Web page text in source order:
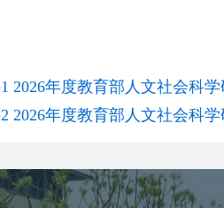
2026年度教育部人文社会科
2026年度教育部人文社会科